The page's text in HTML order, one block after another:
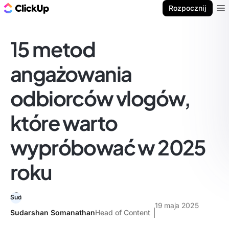
Rozpocznij
15 metod
angażowania
odbiorców vlogów,
które warto
wypróbować w 2025
roku
Sudarshan SomanathanHead of Content
19 maja 2025